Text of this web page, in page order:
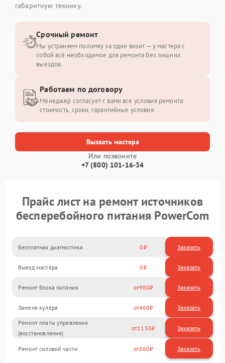
габаритную технику.
Вызвать мастера
Или позвоните
+7 (800) 101-16-34
Срочный ремонт
Мы устраняем поломку за один визит — у мастера с
собой всё необходимое для ремонта без лишних
выездов.
Работаем по договору
Менеджер согласует с вами все условия ремонта:
стоимость, сроки, гарантийные условия.
Прайс лист на ремонт источников
бесперебойного питания PowerCom
Бесплатная диагностика 0 Заказать
Выезд мастера 0 Заказать
Ремонт блока питания 980
Замена кулера 460
Ремонт платы управления
(восстановление)
1150
Ремонт силовой части 860